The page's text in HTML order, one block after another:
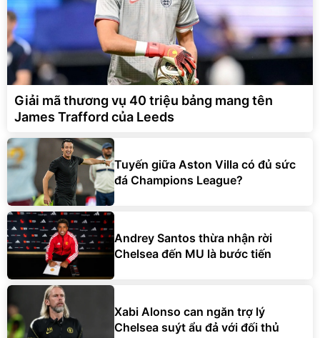
Giải mã thương vụ 40 triệu bảng mang tên
James Trafford của Leeds
Tuyến giữa Aston Villa có đủ sức
đá Champions League?
Andrey Santos thừa nhận rời
Chelsea đến MU là bước tiến
Xabi Alonso can ngăn trợ lý
Chelsea suýt ẩu đả với đối thủ